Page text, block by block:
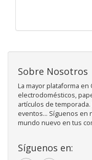
Sobre Nosotros
La mayor plataforma en
electrodomésticos,
artículos de
eventos... Síguenos en
mundo nuevo en tus
Síguenos en: